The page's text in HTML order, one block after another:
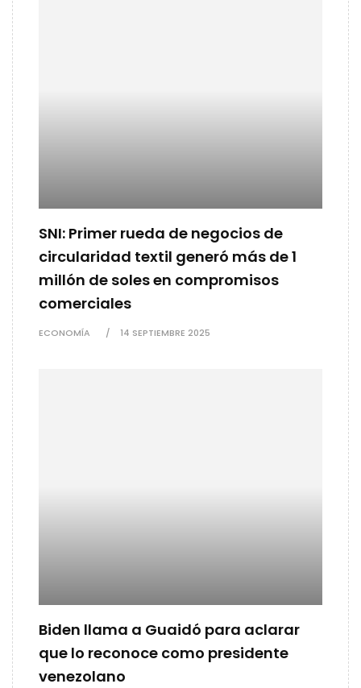
SNI: Primer rueda de negocios de
circularidad textil generó más de 1
millón de soles en compromisos
comerciales
ECONOMÍA 14 SEPTIEMBRE 2025
Biden llama a Guaidó para aclarar
que lo reconoce como presidente
venezolano